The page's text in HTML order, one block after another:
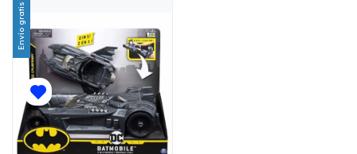
Envío gratis